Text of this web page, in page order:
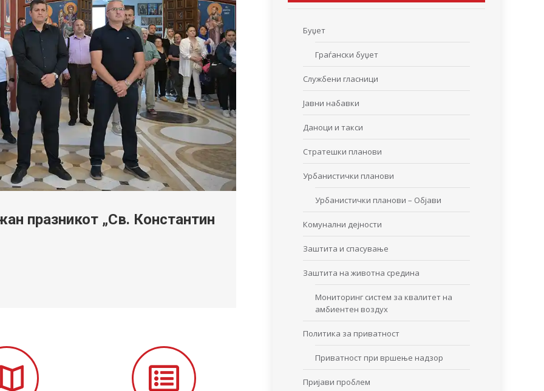
празникот „Св. Константин
Буџет
Граѓански буџет
Службени гласници
Јавни набавки
Даноци и такси
Стратешки планови
Урбанистички планови
Урбанистички планови – Објави
Комунални дејности
Заштита и спасување
Заштита на животна средина
Мониторинг систем за квалитет на
амбиентен воздух
Политика за приватност
Приватност при вршење надзор
Пријави проблем